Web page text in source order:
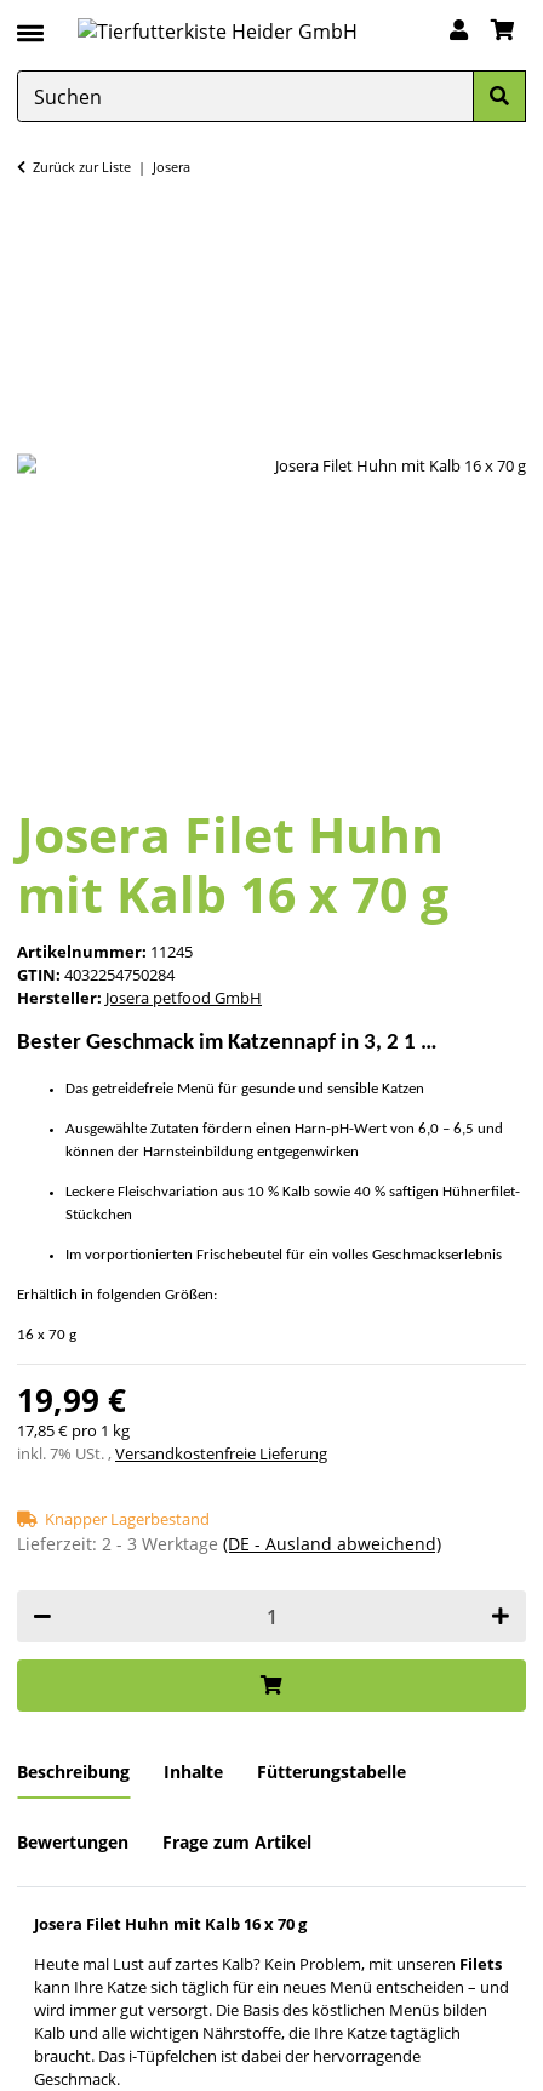
Zurück zur Liste Josera
Josera Filet Huhn
mit Kalb 16 x 70 g
Artikelnummer: 11245
GTIN: 4032254750284
Hersteller: Josera petfood GmbH
Bester Geschmack im Katzennapf in 3, 2 1 …
Das getreidefreie Menü für gesunde und sensible Katzen
Ausgewählte Zutaten fördern einen Harn-pH-Wert von 6,0 – 6,5 und
können der Harnsteinbildung entgegenwirken
Leckere Fleischvariation aus 10 % Kalb sowie 40 % saftigen Hühnerfilet-
Stückchen
Im vorportionierten Frischebeutel für ein volles Geschmackserlebnis
Erhältlich in folgenden Größen:
16 x 70 g
19,99 €
17,85 € pro 1 kg
inkl. 7% USt. ,Versandkostenfreie Lieferung
Knapper Lagerbestand
Lieferzeit: 2 - 3 Werktage (DE - Ausland abweichend)
Beschreibung Inhalte Fütterungstabelle
Bewertungen Frage zum Artikel
Josera Filet Huhn mit Kalb 16 x 70 g
Heute mal Lust auf zartes Kalb? Kein Problem, mit unseren Filets
kann Ihre Katze sich täglich für ein neues Menü entscheiden – und
wird immer gut versorgt. Die Basis des köstlichen Menüs bilden
Kalb und alle wichtigen Nährstoffe, die Ihre Katze tagtäglich
braucht. Das i-Tüpfelchen ist dabei der hervorragende
Geschmack.